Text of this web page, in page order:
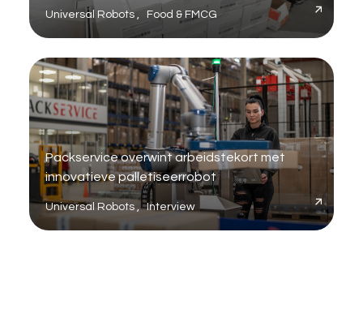
Universal Robots , Food & FMCG
Packservice overwint arbeidstekort met
innovatieve palletiseerrobot
Universal Robots , Interview